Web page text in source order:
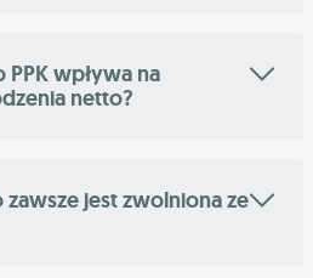
wpływa na
netto?
zawsze jest zwolniona ze